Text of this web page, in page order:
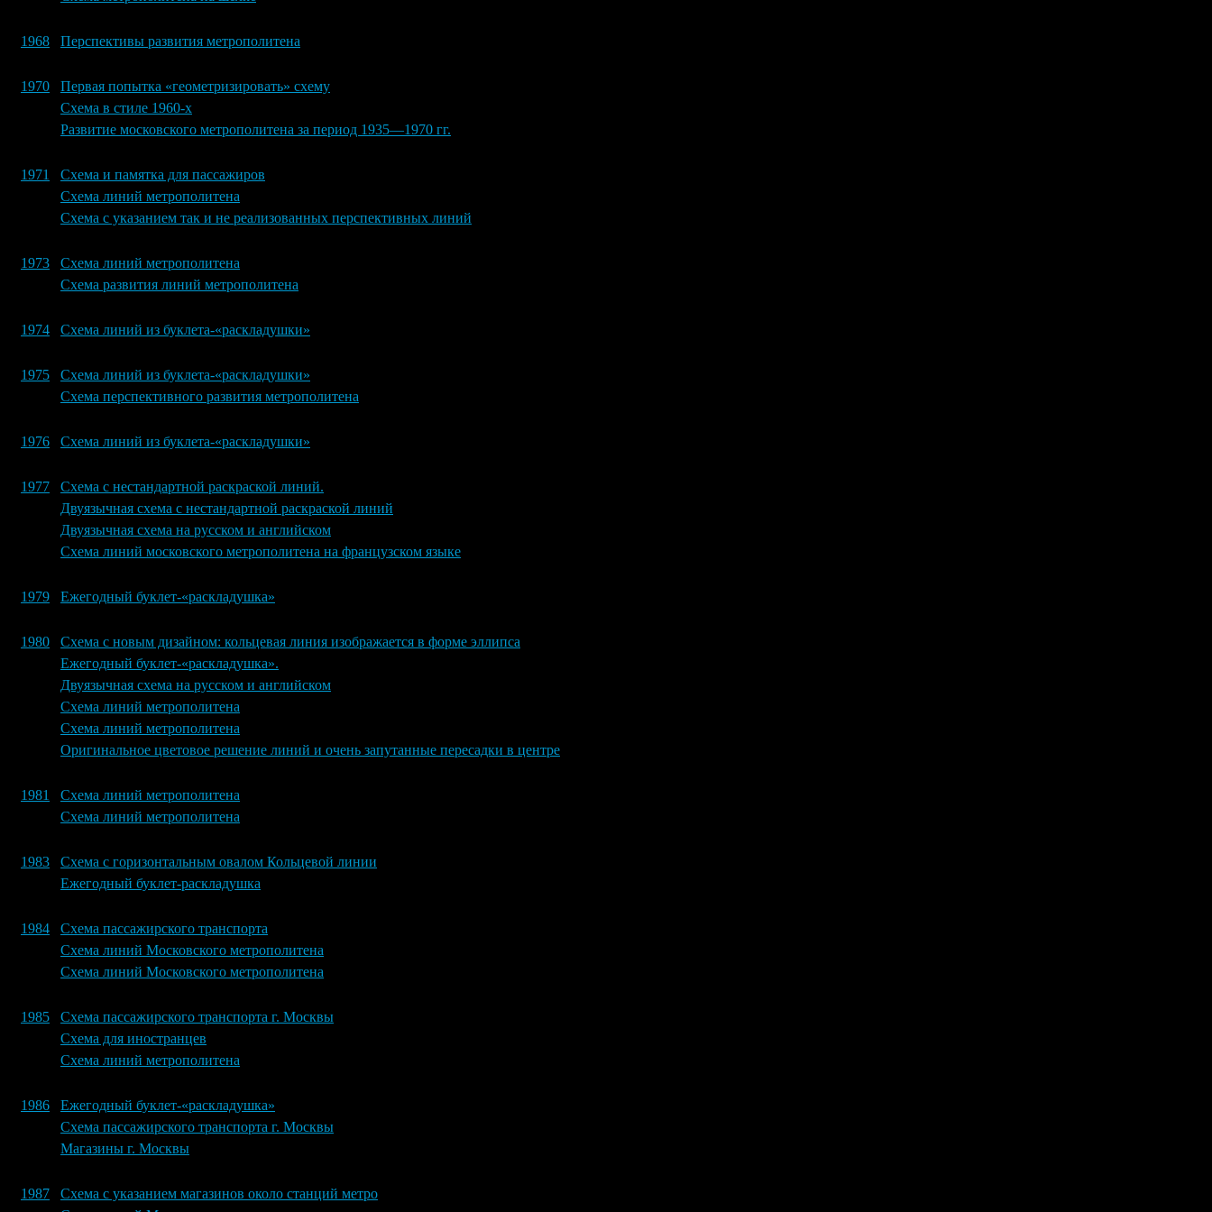
1968 Перспективы развития метрополитена
1970
Первая попытка «геометризировать» схему
Схема в стиле 1960-х
Развитие московского метрополитена за период 1935—1970 гг.
1971
Схема и памятка для пассажиров
Схема линий метрополитена
Схема с указанием так и не реализованных перспективных линий
1973
Схема линий метрополитена
Схема развития линий метрополитена
1974 Схема линий из буклета-«раскладушки»
1975
Схема линий из буклета-«раскладушки»
Схема перспективного развития метрополитена
1976 Схема линий из буклета-«раскладушки»
1977
Схема с нестандартной раскраской линий.
Двуязычная схема с нестандартной раскраской линий
Двуязычная схема на русском и английском
Схема линий московского метрополитена на французском языке
1979 Ежегодный буклет-«раскладушка»
1980
Схема с новым дизайном: кольцевая линия изображается в форме эллипса
Ежегодный буклет-«раскладушка».
Двуязычная схема на русском и английском
Схема линий метрополитена
Схема линий метрополитена
Оригинальное цветовое решение линий и очень запутанные пересадки в центре
1981
Схема линий метрополитена
Схема линий метрополитена
1983
Схема с горизонтальным овалом Кольцевой линии
Ежегодный буклет-раскладушка
1984
Схема пассажирского транспорта
Схема линий Московского метрополитена
Схема линий Московского метрополитена
1985
Схема пассажирского транспорта г. Москвы
Схема для иностранцев
Схема линий метрополитена
1986
Ежегодный буклет-«раскладушка»
Схема пассажирского транспорта г. Москвы
Магазины г. Москвы
1987
Схема с указанием магазинов около станций метро